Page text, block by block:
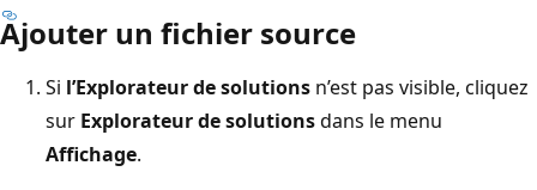
Ajouter un fichier source
Si l’Explorateur de solutions n’est pas visible, cliquez
sur Explorateur de solutionsdans le menu
Affichage.